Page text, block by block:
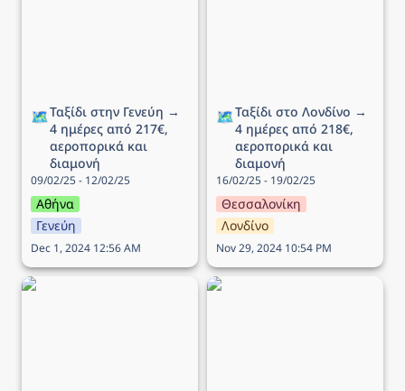
🗺️Ταξίδι στην Γενεύη →
4 ημέρες από 217€,
αεροπορικά και
διαμονή
09/02/25 - 12/02/25
Αθήνα
Γενεύη
Dec 1, 2024 12:56 AM
🗺️Ταξίδι στο Λονδίνο →
4 ημέρες από 218€,
αεροπορικά και
διαμονή
16/02/25 - 19/02/25
Θεσσαλονίκη
Λονδίνο
Nov 29, 2024 10:54 PM
Ταξίδι στην Πράγα → 4
Ταξίδι στη Ρώμη → 5